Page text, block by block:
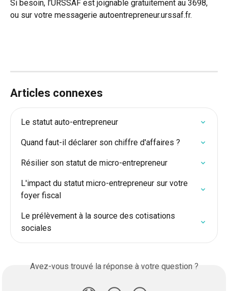
Si besoin, l’URSSAF est joignable gratuitement au 3698,
ou sur votre messagerie autoentrepreneur.urssaf.fr.
Articles connexes
Le statut auto-entrepreneur
Quand faut-il déclarer son chiffre d'affaires ?
Résilier son statut de micro-entrepreneur
L'impact du statut micro-entrepreneur sur votre
foyer fiscal
Le prélèvement à la source des cotisations
sociales
Avez-vous trouvé la réponse à votre question ?